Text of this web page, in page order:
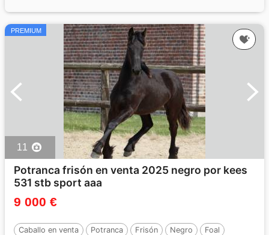
PREMIUM
11
Potranca frisón en venta 2025 negro por kees
531 stb sport aaa
9 000 €
Caballo en venta Potranca Frisón Negro
Foal